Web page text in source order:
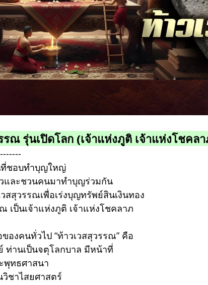
รณ รุ่นเปิดโลก (เจ้าแห่งภูติ เจ้าแห่งโชคล
ชอบทำบุญใหญ่
และชวนคนมาทำบุญร่วมกัน
สสุวรรณเพื่อเร่งบุญทรัพย์สินเงินทอง
เป็นเจ้าแห่งภูติ เจ้าแห่งโชคลาภ
องคนทั่วไป “ท้าวเวสสุวรรณ” คือ
ท่านเป็นจตุโลกบาล มีหน้าที่
พุทธศาสนา
ชาไสยศาสตร์